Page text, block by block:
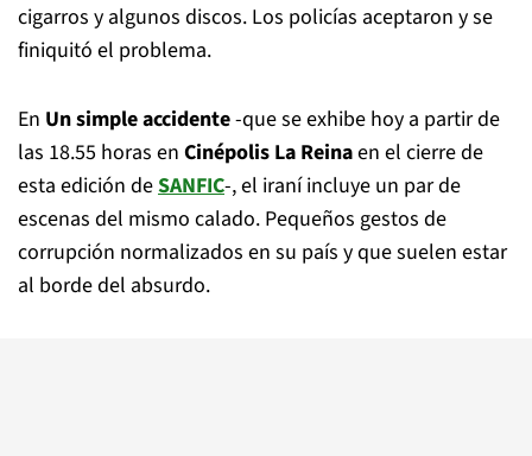
cigarros y algunos discos. Los policías aceptaron y se
finiquitó el problema.
En Un simple accidente-que se exhibe hoy a partir de
las 18.55 horas en Cinépolis La Reinaen el cierre de
esta edición deSANFIC-, el iraní incluye un par de
escenas del mismo calado. Pequeños gestos de
corrupción normalizados en su país y que suelen estar
al borde del absurdo.